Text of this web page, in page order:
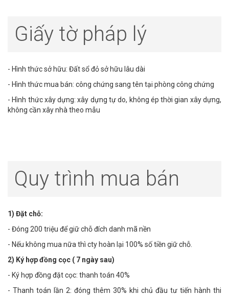
Giấy tờ pháp lý
- Hình thức sở hữu: Đất sổ đỏ sở hữu lâu dài
- Hình thức mua bán: công chứng sang tên tại phòng công chứng
- Hình thức xây dựng: xây dựng tự do, không ép thời gian xây dựng,
không cần xây nhà theo mẫu
Quy trình mua bán
1) Đặt chỗ:
- Đóng 200 triệu để giữ chỗ đích danh mã nền
- Nếu không mua nữa thì cty hoàn lại 100% số tiền giữ chỗ.
2) Ký hợp đồng cọc ( 7 ngày sau)
- Ký hợp đồng đặt cọc: thanh toán 40%
- Thanh toán lần 2: đóng thêm 30% khi chủ đầu tư tiến hành thi